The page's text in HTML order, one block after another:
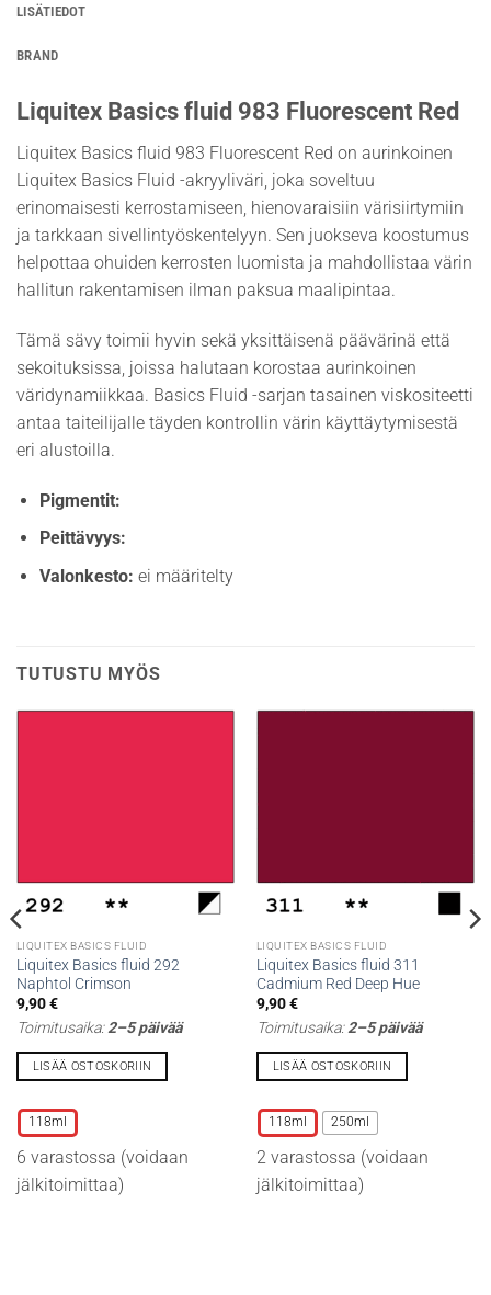
LISÄTIEDOT
BRAND
Liquitex Basics fluid 983 Fluorescent Red
Liquitex Basics fluid 983 Fluorescent Red on aurinkoinen
Liquitex Basics Fluid -akryyliväri, joka soveltuu
erinomaisesti kerrostamiseen, hienovaraisiin värisiirtymiin
ja tarkkaan sivellintyöskentelyyn. Sen juokseva koostumus
helpottaa ohuiden kerrosten luomista ja mahdollistaa värin
hallitun rakentamisen ilman paksua maalipintaa.
Tämä sävy toimii hyvin sekä yksittäisenä päävärinä että
sekoituksissa, joissa halutaan korostaa aurinkoinen
väridynamiikkaa. Basics Fluid -sarjan tasainen viskositeetti
antaa taiteilijalle täyden kontrollin värin käyttäytymisestä
eri alustoilla.
Pigmentit:
Peittävyys:
Valonkesto: ei määritelty
TUTUSTU MYÖS
LIQUITEX BASICS FLUID
Liquitex Basics fluid 292
Naphtol Crimson
9,90€
Toimitusaika:2–5 päivää
LISÄÄ OSTOSKORIIN
tuotteella
on
useampi
muunnelma.
118ml
6 varastossa (voidaan
jälkitoimittaa)
LIQUITEX BASICS FLUID
Liquitex Basics fluid 311
Cadmium Red Deep Hue
9,90€
Toimitusaika:2–5 päivää
LISÄÄ OSTOSKORIIN
tuotteella
on
useampi
muunnelma.
118ml 250ml
2 varastossa (voidaan
jälkitoimittaa)